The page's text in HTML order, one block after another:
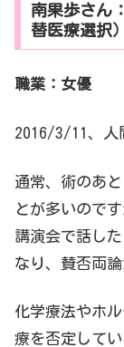
南果歩さん
替医療選択）
職業：女優
2016/3/11、人
通常、術のあ
とが多いので
講演会で話し
なり、賛否両
化学療法やホ
療を否定して